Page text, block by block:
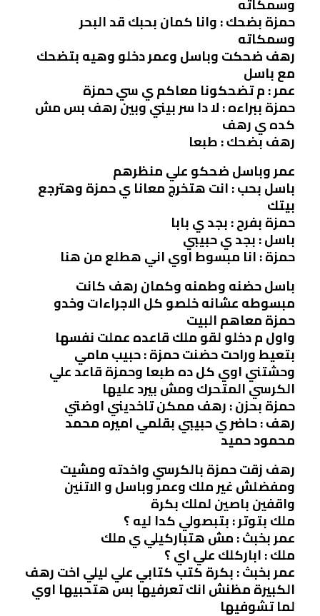
وسمكاته
حمزة بضحك : وانا كمان بحبك قد البحر
وسمكاته
رهف ضحكت وباسل وعمر دخلو وهيه بتضحك
مع باسل
عمر : م تضحكونا معاكم ي سي حمزة
حمزة ببراءه : لا دا سر بيني وبين رهف بس مش
كده ي رهف
رهف بضحك : طبعا
عمر وباسل ضحكو علي منظرهم
باسل بحب : انت هتخرج معانا ي حمزة وهترجع
بيتك
حمزة بفرح : بجد ي بابا
باسل : بجد ي حبيبي
حمزة : انا مبسوط اوي اني هطلع من هنا
باسل حضنه وطمنه وكمان رهف كانت
مبسوطه عشانه خلصو كل الاجراءات وخدو
حمزة معاهم البيت
واول م دخلو لقو ملك قاعده عملت نفسها
بتعيط وراحت حضنت حمزة : حبيب مامي
وحشتني اوي كل ده طبعا وحمزة قاعد علي
الكرسي المتحرك ومش بيرد عليها
حمزة بحزن : رهف ممكن تاخديني اوضتي
رهف : حاضر ي حبيبي بقلمي اميره محمد
محمود حميد
رهف زقت حمزة بالكرسي واخدته ومشيت
ومفضلش غير ملك وعمر وباسل و الاتنين
واقفين باصين لملك بكرة
ملك بتوتر : بتبصولي كدا ليه ؟
عمر بخبث : مش هتباركيلي ي ملك
ملك : اباركلك علي اي ؟
عمر بخبث : بكرة كتب كتابي علي ليلي اخت رهف
الكبيرة مظنش انك تعرفيها بس هتحبيها اوي
لما تشوفيها